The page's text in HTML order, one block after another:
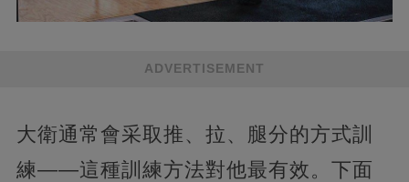
ADVERTISEMENT
大衛通常會采取推、拉、腿分的方式訓
練——這種訓練方法對他最有效。下面